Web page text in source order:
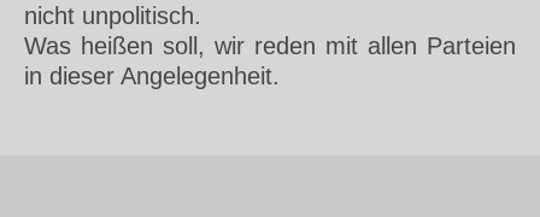
nicht unpolitisch.
Was heißen soll, wir reden mit allen Parteien
in dieser Angelegenheit.